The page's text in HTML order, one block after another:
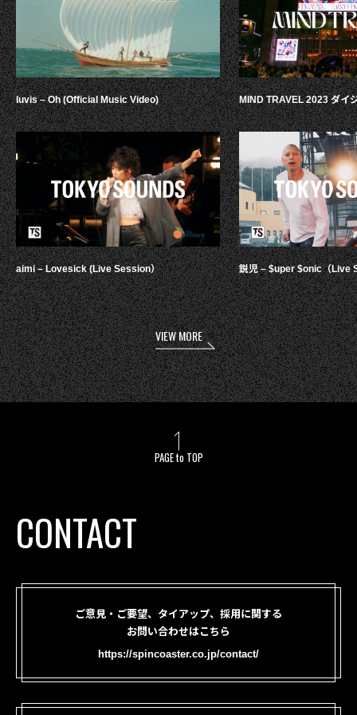
luvis – Oh (Official Music Video)
aimi – Lovesick (Live Session）
MIND TRAVEL 2023 ダイ
鋭児 – $uper $onic（Live
VIEW MORE
PAGE to TOP
CONTACT
ご意見・ご要望、タイアップ、採用に関する
お問い合わせはこちら
https://spincoaster.co.jp/contact/